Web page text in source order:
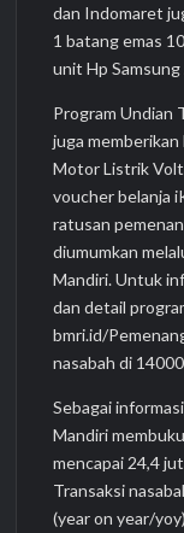
dan Indomaret
1 batang emas
unit Hp
Program Undian
juga
Motor Listrik
voucher belanja
ratusan
diumumkan
Mandiri. Untuk
dan detail
bmri.id/
nasabah di
Sebagai
Mandiri
mencapai 24,4
Transaksi
(year on year/